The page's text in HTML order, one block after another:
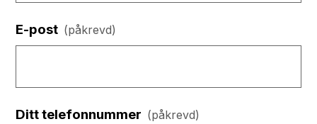
E-post (påkrevd)
Ditt telefonnummer (påkrevd)